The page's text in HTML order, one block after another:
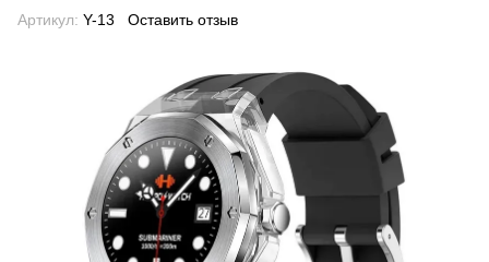
Артикул: Y-13 Оставить отзыв